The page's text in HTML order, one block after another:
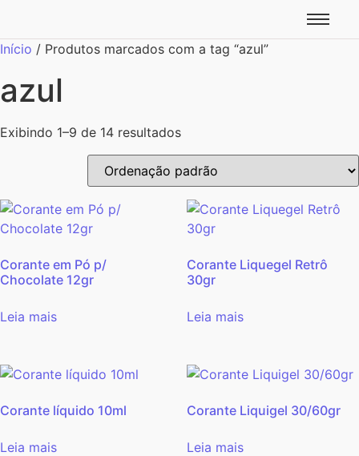
Início / Produtos marcados com a tag “azul”
azul
Exibindo 1–9 de 14 resultados
Corante em Pó p/
Chocolate 12gr
Leia mais
Corante Liquegel Retrô
30gr
Leia mais
Corante líquido 10ml
Leia mais
Corante Liquigel 30/60gr
Leia mais